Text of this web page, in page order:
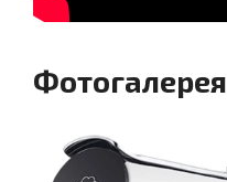
Фотогалерея